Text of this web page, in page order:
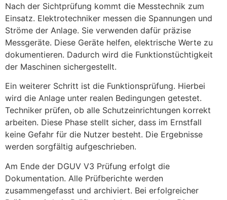
Nach der Sichtprüfung kommt die Messtechnik zum
Einsatz. Elektrotechniker messen die Spannungen und
Ströme der Anlage. Sie verwenden dafür präzise
Messgeräte. Diese Geräte helfen, elektrische Werte zu
dokumentieren. Dadurch wird die Funktionstüchtigkeit
der Maschinen sichergestellt.
Ein weiterer Schritt ist die Funktionsprüfung. Hierbei
wird die Anlage unter realen Bedingungen getestet.
Techniker prüfen, ob alle Schutzeinrichtungen korrekt
arbeiten. Diese Phase stellt sicher, dass im Ernstfall
keine Gefahr für die Nutzer besteht. Die Ergebnisse
werden sorgfältig aufgeschrieben.
Am Ende der DGUV V3 Prüfung erfolgt die
Dokumentation. Alle Prüfberichte werden
zusammengefasst und archiviert. Bei erfolgreicher